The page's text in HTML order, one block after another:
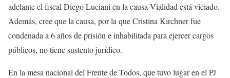
adelante el fiscal Diego Luciani en la causa Vialidad está viciado.
Además, cree que la causa, por la que Cristina Kirchner fue
condenada a 6 años de prisión e inhabilitada para ejercer cargos
públicos, no tiene sustento jurídico.
En la mesa nacional del Frente de Todos, que tuvo lugar en el PJ